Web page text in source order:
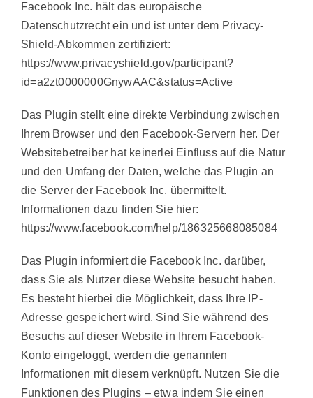
Facebook Inc. hält das europäische
Datenschutzrecht ein und ist unter dem Privacy-
Shield-Abkommen zertifiziert:
https://www.privacyshield.gov/participant?
id=a2zt0000000GnywAAC&status=Active
Das Plugin stellt eine direkte Verbindung zwischen
Ihrem Browser und den Facebook-Servern her. Der
Websitebetreiber hat keinerlei Einfluss auf die Natur
und den Umfang der Daten, welche das Plugin an
die Server der Facebook Inc. übermittelt.
Informationen dazu finden Sie hier:
https://www.facebook.com/help/186325668085084
Das Plugin informiert die Facebook Inc. darüber,
dass Sie als Nutzer diese Website besucht haben.
Es besteht hierbei die Möglichkeit, dass Ihre IP-
Adresse gespeichert wird. Sind Sie während des
Besuchs auf dieser Website in Ihrem Facebook-
Konto eingeloggt, werden die genannten
Informationen mit diesem verknüpft. Nutzen Sie die
Funktionen des Plugins – etwa indem Sie einen